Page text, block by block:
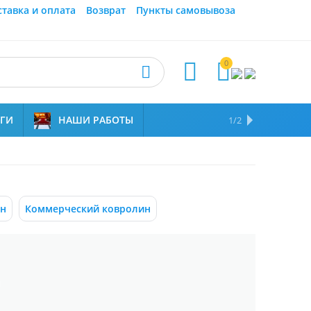
и оплата Возврат
Пункты самовывоза
0



НАШИ РАБОТЫ НАМ ДОВЕРЯЮТ
1/2
Коммерческий ковролин